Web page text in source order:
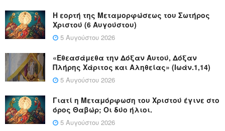
Η εορτή της Μεταμορφώσεως του Σωτήρος
Χριστού (6 Αυγούστου)
5 Αυγούστου 2026
«Εθεασάμεθα την Δόξαν Αυτού, Δόξαν
Πλήρης Χάριτος και Αληθείας» (Ιωάν.1,14)
5 Αυγούστου 2026
Γιατί η Μεταμόρφωση του Χριστού έγινε στο
όρος Θαβώρ; Οι δύο ήλιοι.
5 Αυγούστου 2026